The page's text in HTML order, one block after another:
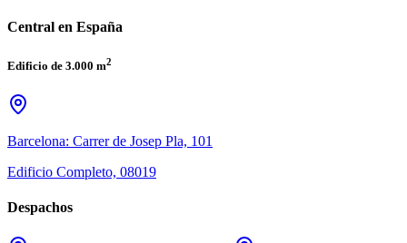
Central en España
Edificio de 3.000 m2
Barcelona: Carrer de Josep Pla, 101
Edificio Completo, 08019
Despachos